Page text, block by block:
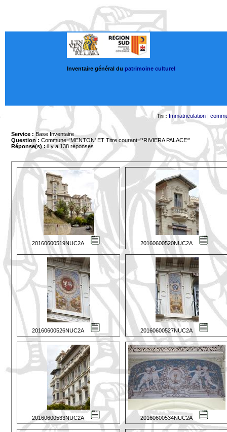
Inventaire général du patrimoine culturel
Tri : Immatriculation|
Service : Base Inventaire
Question : Commune='MENTON' ET Titre courant='*RIVIERA PALACE*'
Réponse(s) :il y a 138 réponses
20160600519NUC2A 20160600520NUC2A
20160600526NUC2A 20160600527NUC2A
20160600533NUC2A 20160600534NUC2A